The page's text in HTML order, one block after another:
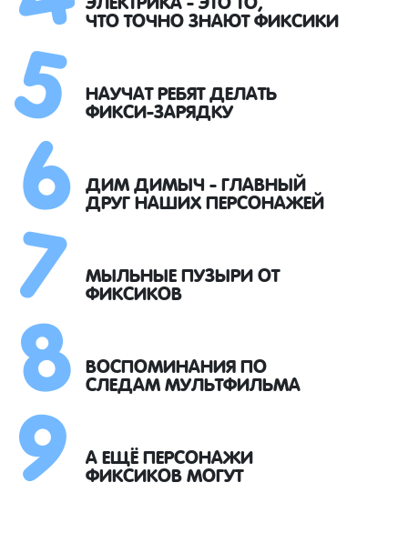
ЧТО ТОЧНО ЗНАЮТ ФИКСИКИ
НАУЧАТ РЕБЯТ ДЕЛАТЬ
ФИКСИ-ЗАРЯДКУ
ДИМ ДИМЫЧ - ГЛАВНЫЙ
ДРУГ НАШИХ ПЕРСОНАЖЕЙ
МЫЛЬНЫЕ ПУЗЫРИ ОТ
ФИКСИКОВ
ВОСПОМИНАНИЯ ПО
СЛЕДАМ МУЛЬТФИЛЬМА
А ЕЩЁ ПЕРСОНАЖИ
ФИКСИКОВ МОГУТ